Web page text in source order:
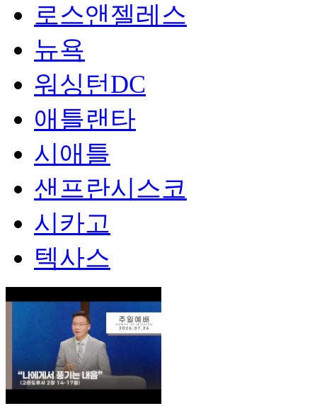
로스앤젤레스
뉴욕
워싱턴DC
애틀랜타
시애틀
샌프란시스코
시카고
텍사스